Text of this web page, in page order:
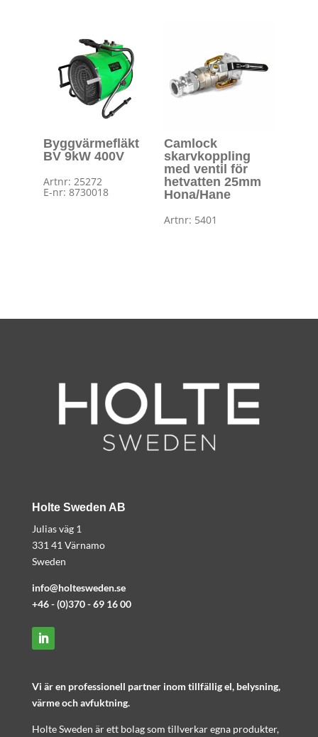
Byggvärmefläkt
BV 9kW 400V
Artnr: 25272
E-nr: 8730018
Camlock
skarvkoppling
med ventil för
hetvatten 25mm
Hona/Hane
Artnr: 5401
Holte Sweden AB
Julias väg 1
331 41 Värnamo
Sweden
info@holtesweden.se
+46 - (0)370 - 69 16 00
Vi är en professionell partner inom tillfällig el, belysning,
värme och avfuktning.
Holte Sweden är ett bolag som tillverkar egna produkter,